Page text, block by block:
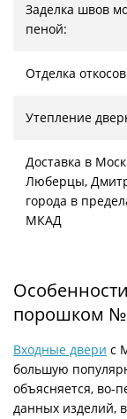
Заделка швов
пеной:
Отделка
Утепление
Доставка в
Люберцы,
города в
МКАД
порошком №
Входные двери с
большую
объясняется, во-
данных изделий,